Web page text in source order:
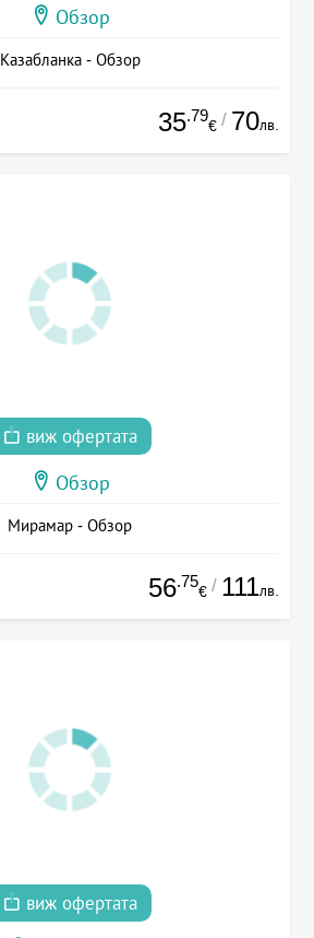
Обзор
Казабланка - Обзор
35.79
€ / 70лв.
виж офертата
Обзор
Мирамар - Обзор
56.75
€ / 111лв.
виж офертата